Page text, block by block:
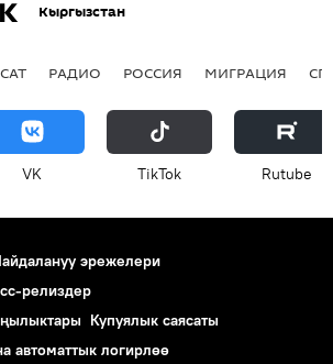
Кыргызстан
РАДИО РОССИЯ МИГРАЦИЯ
VK ТikТоk Rutube
эрежелери
релиздер
Купуялык саясаты
автоматтык логирлөө